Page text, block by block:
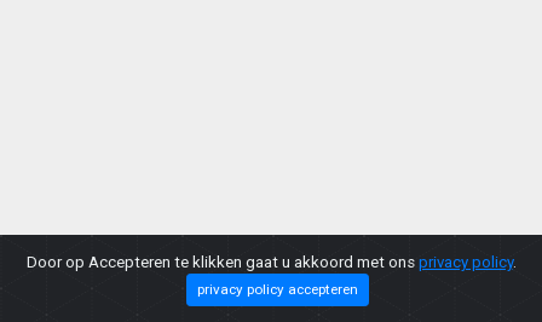
Copyright © 2026 |Privacy Policy
Door op Accepteren te klikken gaat u akkoord met ons privacy policy.
privacy policy accepteren